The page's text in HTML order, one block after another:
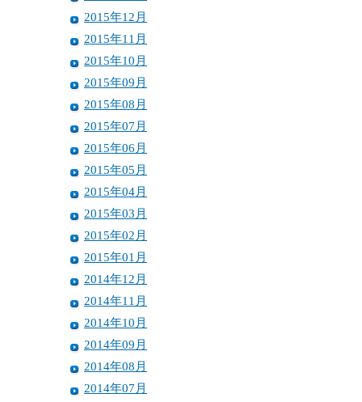
2015年12月
2015年11月
2015年10月
2015年09月
2015年08月
2015年07月
2015年06月
2015年05月
2015年04月
2015年03月
2015年02月
2015年01月
2014年12月
2014年11月
2014年10月
2014年09月
2014年08月
2014年07月